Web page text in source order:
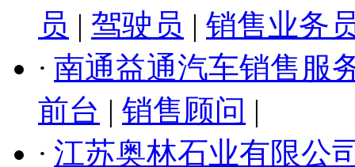
员 | 驾驶员 | 销售业务
· 南通益通汽车销售服
前台 | 销售顾问 |
· 江苏奥林石业有限公